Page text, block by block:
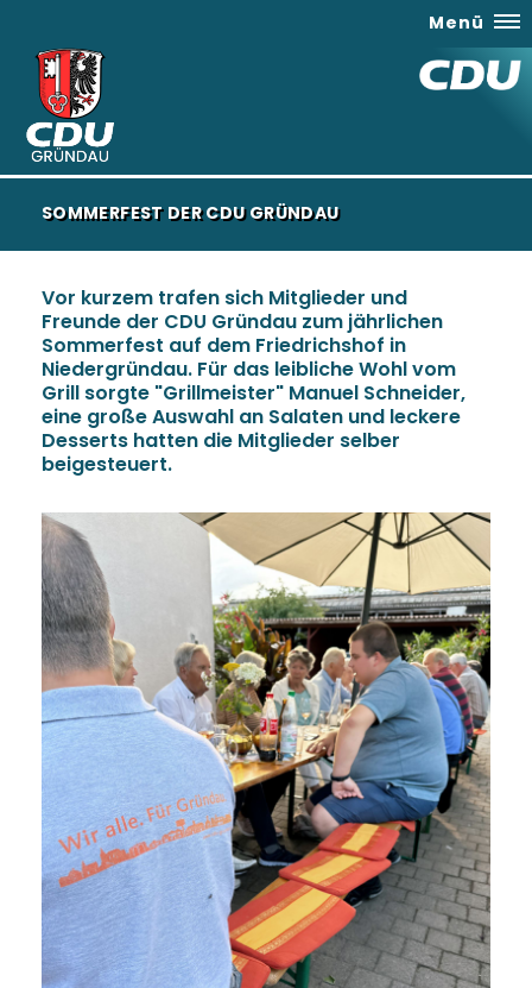
Menü
SOMMERFEST DER CDU GRÜNDAU
Vor kurzem trafen sich Mitglieder und
Freunde der CDU Gründau zum jährlichen
Sommerfest auf dem Friedrichshof in
Niedergründau. Für das leibliche Wohl vom
Grill sorgte "Grillmeister" Manuel Schneider,
eine große Auswahl an Salaten und leckere
Desserts hatten die Mitglieder selber
beigesteuert.